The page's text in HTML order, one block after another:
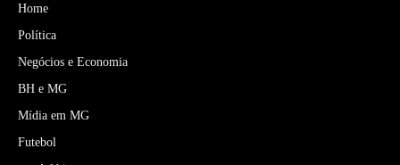
Home
Política
Negócios e Economia
BH e MG
Mídia em MG
Futebol